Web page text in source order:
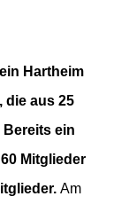
Hartheim
die aus 25
ein
Mitglieder
Am